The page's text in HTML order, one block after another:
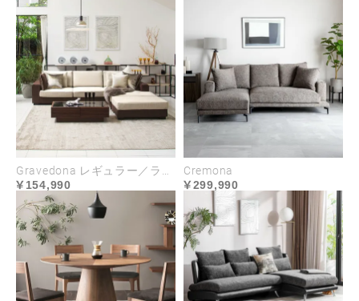
Gravedona レギュラー／ラージサイズ
154,990
Cremona
299,990